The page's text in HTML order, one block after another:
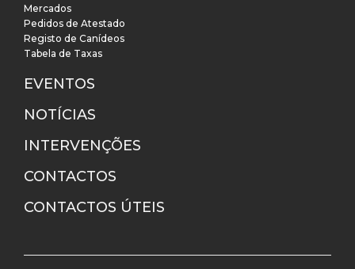
Mercados
Pedidos de Atestado
Registo de Canídeos
Tabela de Taxas
EVENTOS
NOTÍCIAS
INTERVENÇÕES
CONTACTOS
CONTACTOS ÚTEIS